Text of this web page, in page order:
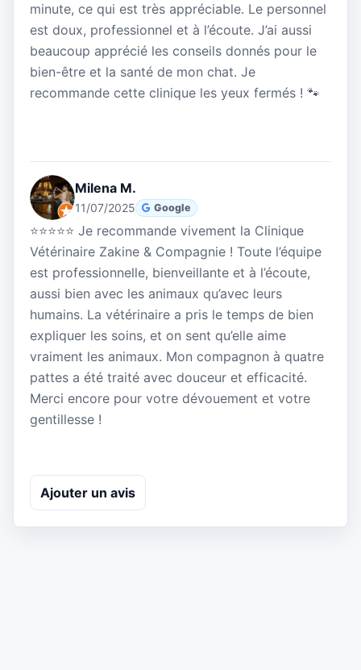
minute, ce qui est très appréciable. Le personnel
est doux, professionnel et à l’écoute. J’ai aussi
beaucoup apprécié les conseils donnés pour le
bien-être et la santé de mon chat. Je
recommande cette clinique les yeux fermés ! 🐾
Milena M.
11/07/2025 Google
⭐⭐⭐⭐⭐ Je recommande vivement la Clinique
Vétérinaire Zakine & Compagnie ! Toute l’équipe
est professionnelle, bienveillante et à l’écoute,
aussi bien avec les animaux qu’avec leurs
humains. La vétérinaire a pris le temps de bien
expliquer les soins, et on sent qu’elle aime
vraiment les animaux. Mon compagnon à quatre
pattes a été traité avec douceur et efficacité.
Merci encore pour votre dévouement et votre
gentillesse !
Ajouter un avis